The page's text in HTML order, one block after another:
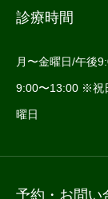
診療時間
月〜金曜日/午後
9:00〜13:00 ※祝
曜日
予約・お問い